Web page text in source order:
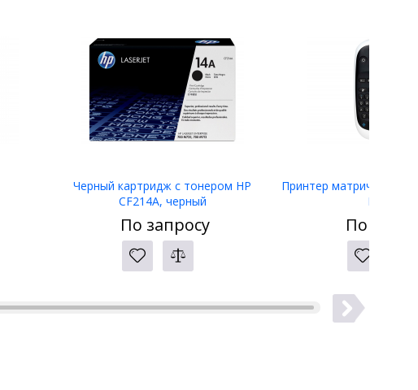
Черный картридж с тонером HP
CF214A, черный
По запросу
Принтер матричный
LW-400
По